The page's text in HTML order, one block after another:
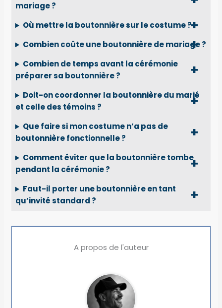
mariage ?
Où mettre la boutonnière sur le costume ?
Combien coûte une boutonnière de mariage ?
Combien de temps avant la cérémonie
préparer sa boutonnière ?
Doit-on coordonner la boutonnière du marié
et celle des témoins ?
Que faire si mon costume n’a pas de
boutonnière fonctionnelle ?
Comment éviter que la boutonnière tombe
pendant la cérémonie ?
Faut-il porter une boutonnière en tant
qu’invité standard ?
A propos de l'auteur